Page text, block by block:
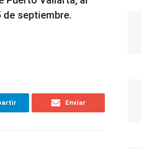
septiembre.
Enviar